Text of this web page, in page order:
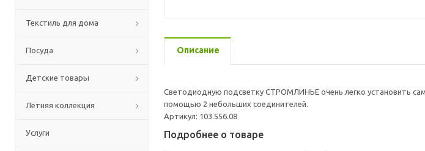
Текстиль для дома
Посуда
Детские товары
Летняя коллекция
Услуги
Описание
Светодиодную подсветку СТРОМЛИНЬЕ очень легко установить
помощью 2 небольших соединителей.
Артикул: 103.556.08
Подробнее о товаре